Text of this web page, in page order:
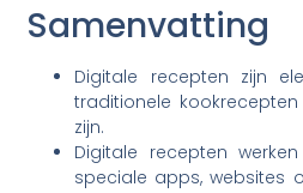
Samenvatting
Digitale recepten zijn
traditionele
zijn.
Digitale recepten
speciale apps, websites